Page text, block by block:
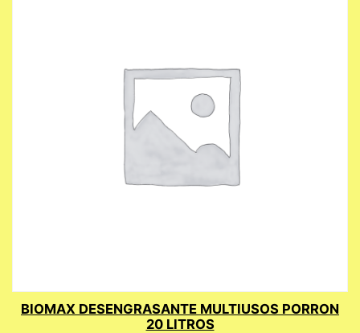
BIOMAX DESENGRASANTE MULTIUSOS PORRON
20 LITROS